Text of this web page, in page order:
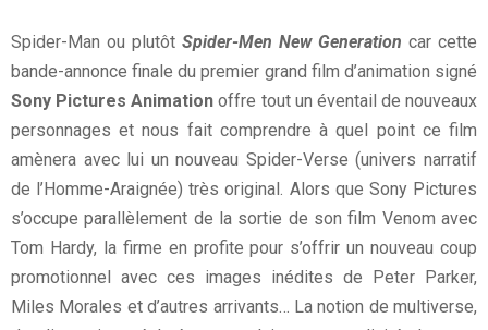
Spider-Man ou plutôt Spider-Men New Generation car cette
bande-annonce finale du premier grand film d’animation signé
Sony Pictures Animation offre tout un éventail de nouveaux
personnages et nous fait comprendre à quel point ce film
amènera avec lui un nouveau Spider-Verse (univers narratif
de l’Homme-Araignée) très original. Alors que Sony Pictures
s’occupe parallèlement de la sortie de son film Venom avec
Tom Hardy, la firme en profite pour s’offrir un nouveau coup
promotionnel avec ces images inédites de Peter Parker,
Miles Morales et d’autres arrivants… La notion de multiverse,